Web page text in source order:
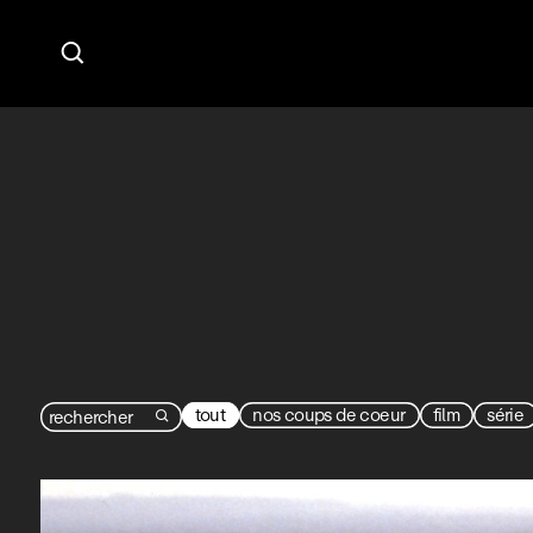

 tout nos coups de coeur film série